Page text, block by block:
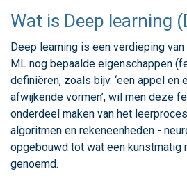
Wat is Deep learning
Deep learning is een verdieping
ML nog bepaalde eigenschappen
definiëren, zoals bijv. ‘een appel en
afwijkende vormen’, wil men deze
onderdeel maken van het
algoritmen en rekeneenheden -
opgebouwd tot wat een kunstmatig
genoemd.